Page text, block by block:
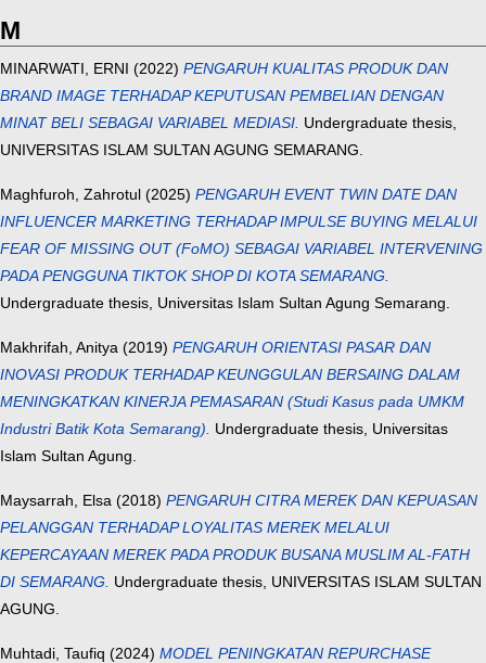
M
MINARWATI, ERNI (2022) PENGARUH KUALITAS PRODUK DAN
BRAND IMAGE TERHADAP KEPUTUSAN PEMBELIAN DENGAN
MINAT BELI SEBAGAI VARIABEL MEDIASI. Undergraduate thesis,
UNIVERSITAS ISLAM SULTAN AGUNG SEMARANG.
Maghfuroh, Zahrotul (2025) PENGARUH EVENT TWIN DATE DAN
INFLUENCER MARKETING TERHADAP IMPULSE BUYING MELALUI
FEAR OF MISSING OUT (FoMO) SEBAGAI VARIABEL INTERVENING
PADA PENGGUNA TIKTOK SHOP DI KOTA SEMARANG.
Undergraduate thesis, Universitas Islam Sultan Agung Semarang.
Makhrifah, Anitya (2019) PENGARUH ORIENTASI PASAR DAN
INOVASI PRODUK TERHADAP KEUNGGULAN BERSAING DALAM
MENINGKATKAN KINERJA PEMASARAN (Studi Kasus pada UMKM
Industri Batik Kota Semarang). Undergraduate thesis, Universitas
Islam Sultan Agung.
Maysarrah, Elsa (2018) PENGARUH CITRA MEREK DAN KEPUASAN
PELANGGAN TERHADAP LOYALITAS MEREK MELALUI
KEPERCAYAAN MEREK PADA PRODUK BUSANA MUSLIM AL-FATH
DI SEMARANG. Undergraduate thesis, UNIVERSITAS ISLAM SULTAN
AGUNG.
Muhtadi, Taufiq (2024) MODEL PENINGKATAN REPURCHASE